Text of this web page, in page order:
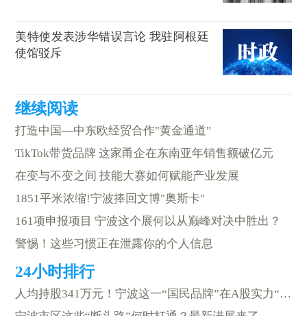
美特使发表涉华错误言论 我驻阿根廷
使馆驳斥
打造中国—中东欧经贸合作"黄金通道"
TikTok带货品牌 这家甬企在东南亚年销售额破亿元
在变与不变之间 技能大赛如何赋能产业发展
1851平米浓缩!宁波捧回文博"奥斯卡"
161项申报项目 宁波这个展何以从巅峰对决中胜出？
警惕！这些习惯正在泄露你的个人信息
人均持股341万元！宁波这一“国民品牌”在A股实力“圈粉”